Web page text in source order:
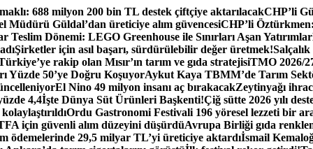
688 milyon 200 bin TL destek çiftçiye aktarılacakCHP’li
Müdürü Güldal’dan üreticiye alım güvencesiCHP’li
Teslim Dönemi: LEGO Greenhouse ile Sınırları Aşan Yatırımlar
Şirketler için asıl başarı, sürdürülebilir değer üretmek!
rakip olan Mısır’ın tarım ve gıda stratejisiTMO 2026/
Yüzde 50’ye Doğru KoşuyorAykut Kaya TBMM’de Tarım
El Nino 49 milyon insanı aç bırakacakZeytinyağı
4,4İşte Dünya Süt Ürünleri Başkenti!Çiğ sütte 2026 yılı
Ordu Gastronomi Festivali 196 yöresel lezzeti bir
için güvenli alım düzeyini düşürdüAvrupa Birliği gıda
ödemelerinde 29,5 milyar TL’yi üreticiye aktardıİsmail